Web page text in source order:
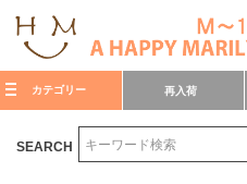
カテゴリー 再入荷
SEARCH